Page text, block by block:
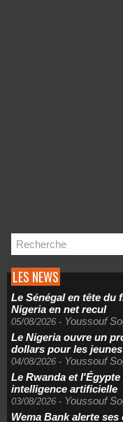
LES NEWS
Le Sénégal en tête du
Nigeria en net recul
05/08/2026 - Youssouf
Le Nigeria ouvre un
dollars pour les
04/08/2026 - Youssouf
Le Rwanda et
intelligence artificielle
03/08/2026 - Youssouf
Wema Bank alerte